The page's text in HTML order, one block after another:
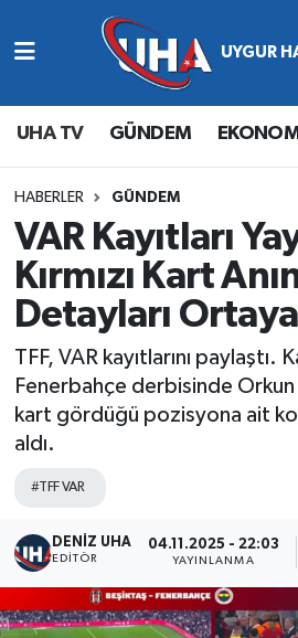
UHA TV GÜNDEM
HABERLER GÜNDEM
VAR Kayıtları
Kırmızı Kart
Detayları Ortaya
TFF, VAR kayıtlarını paylaştı.
Fenerbahçe derbisinde Orkun
kart gördüğü pozisyona ait
aldı.
#TFF VAR
DENİZ UHA
EDITÖR
04.11.2025 - 22:03
YAYINLANMA
Abone Ol
Gündem
Ekonomi
Magazin
Siyaset
Spor
Yaşam
Nöbetçi Eczaneler
Hava Durumu
Namaz Vakitleri
Trafik Durumu
Süper Lig Puan Durumu ve
Tüm Manşetler
Son Dakika Haberleri
Haber Arşivi